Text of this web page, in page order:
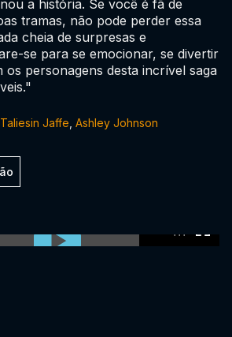
a história. Se você é fã de
tramas, não pode perder essa
cheia de surpresas e
se para se emocionar, se divertir
os personagens desta incrível saga
Taliesin Jaffe Ashley Johnson